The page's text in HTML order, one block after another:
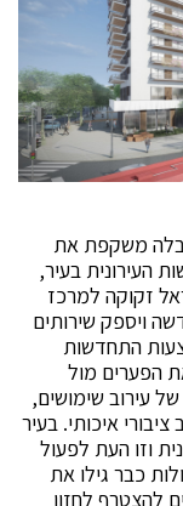
משקפת את
העירונית בעיר,
זקוקה למרכז
ויספק שירותים
התחדשות
הפערים מול
עירוב שימושים,
איכותי. בעיר
וזו העת לפעול
כבר גילו את
להצטרף לחזון